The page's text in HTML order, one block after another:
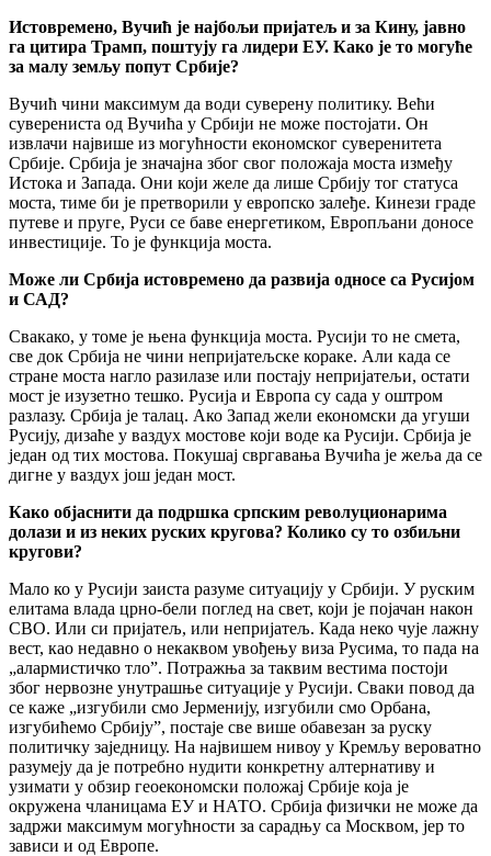
Истовремено, Вучић је најбољи пријатељ и за Кину, јавно
га цитира Трамп, поштују га лидери ЕУ. Како је то могуће
за малу земљу попут Србије?
Вучић чини максимум да води суверену политику. Већи
суверениста од Вучића у Србији не може постојати. Он
извлачи највише из могућности економског суверенитета
Србије. Србија је значајна због свог положаја моста између
Истока и Запада. Они који желе да лише Србију тог статуса
моста, тиме би је претворили у европско залеђе. Кинези граде
путеве и пруге, Руси се баве енергетиком, Европљани доносе
инвестиције. То је функција моста.
Може ли Србија истовремено да развија односе са Русијом
и САД?
Свакако, у томе је њена функција моста. Русији то не смета,
све док Србија не чини непријатељске кораке. Али када се
стране моста нагло разилазе или постају непријатељи, остати
мост је изузетно тешко. Русија и Европа су сада у оштром
разлазу. Србија је талац. Ако Запад жели економски да угуши
Русију, дизаће у ваздух мостове који воде ка Русији. Србија је
један од тих мостова. Покушај свргавања Вучића је жеља да се
дигне у ваздух још један мост.
Како објаснити да подршка српским револуционарима
долази и из неких руских кругова? Колико су то озбиљни
кругови?
Мало ко у Русији заиста разуме ситуацију у Србији. У руским
елитама влада црно-бели поглед на свет, који је појачан након
СВО. Или си пријатељ, или непријатељ. Када неко чује лажну
вест, као недавно о некаквом увођењу виза Русима, то пада на
„алармистичко тло”. Потражња за таквим вестима постоји
због нервозне унутрашње ситуације у Русији. Сваки повод да
се каже „изгубили смо Јерменију, изгубили смо Орбана,
изгубићемо Србију”, постаје све више обавезан за руску
политичку заједницу. На највишем нивоу у Кремљу вероватно
разумеју да је потребно нудити конкретну алтернативу и
узимати у обзир геоекономски положај Србије која је
окружена чланицама ЕУ и НАТО. Србија физички не може да
задржи максимум могућности за сарадњу са Москвом, јер то
зависи и од Европе.